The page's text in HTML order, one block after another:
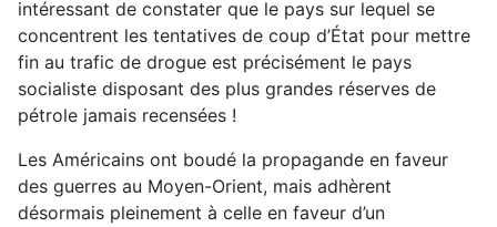
intéressant de constater que le pays sur lequel se
concentrent les tentatives de coup d’État pour mettre
fin au trafic de drogue est précisément le pays
socialiste disposant des plus grandes réserves de
pétrole jamais recensées !
Les Américains ont boudé la propagande en faveur
des guerres au Moyen-Orient, mais adhèrent
désormais pleinement à celle en faveur d’un